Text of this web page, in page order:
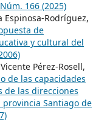
166 (2025)
Espinosa-Rodríguez,
de
y cultural del
Pérez-Rosell,
de las capacidades
de las direcciones
Santiago de